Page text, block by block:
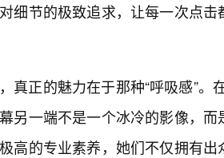
细节的极致追求，让每一次点
真正的魅力在于那种“呼吸感”。
另一端不是一个冰冷的影像，
高的专业素养，她们不仅拥有